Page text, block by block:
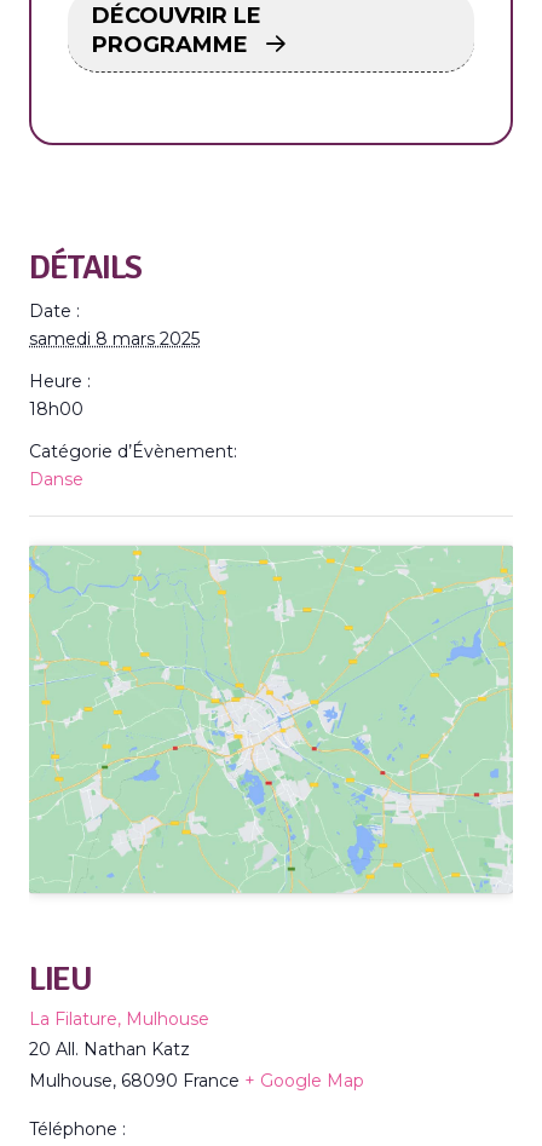
DÉCOUVRIR LE
PROGRAMME
DÉTAILS
Date :
samedi 8 mars 2025
Heure :
18h00
Catégorie d’Évènement:
Danse
LIEU
La Filature, Mulhouse
20 All. Nathan Katz
Mulhouse, 68090 France + Google Map
Téléphone :